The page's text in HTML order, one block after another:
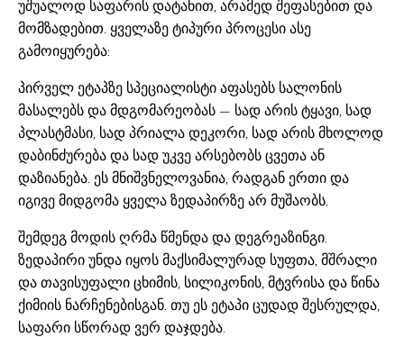
უშუალოდ საფარის დატანით, არამედ შეფასებით და
მომზადებით. ყველაზე ტიპური პროცესი ასე
გამოიყურება:
პირველ ეტაპზე სპეციალისტი აფასებს სალონის
მასალებს და მდგომარეობას — სად არის ტყავი, სად
პლასტმასი, სად პრიალა დეკორი, სად არის მხოლოდ
დაბინძურება და სად უკვე არსებობს ცვეთა ან
დაზიანება. ეს მნიშვნელოვანია, რადგან ერთი და
იგივე მიდგომა ყველა ზედაპირზე არ მუშაობს.
შემდეგ მოდის ღრმა წმენდა და დეგრეაზინგი.
ზედაპირი უნდა იყოს მაქსიმალურად სუფთა, მშრალი
და თავისუფალი ცხიმის, სილიკონის, მტვრისა და წინა
ქიმიის ნარჩენებისგან. თუ ეს ეტაპი ცუდად შესრულდა,
საფარი სწორად ვერ დაჯდება.